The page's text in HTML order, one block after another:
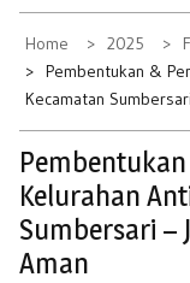
Home 2025
Pembentukan &
Kecamatan
Kelurahan
Sumbersari –
Aman